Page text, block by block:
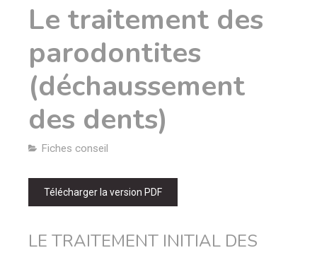
Le traitement des
parodontites
(déchaussement
des dents)
Fiches conseil
Télécharger la version PDF
LE TRAITEMENT INITIAL DES